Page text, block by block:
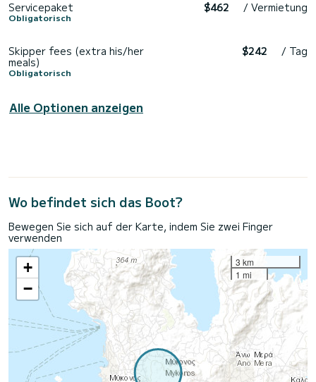
Servicepaket
Obligatorisch
$462 / Vermietung
Skipper fees (extra his/her
meals)
Obligatorisch
$242 / Tag
Alle Optionen anzeigen
Wo befindet sich das Boot?
Bewegen Sie sich auf der Karte, indem Sie zwei Finger
verwenden
+
−
3 km
1 mi